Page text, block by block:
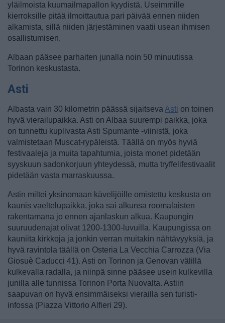
yläilmoista kuumailmapallon kyydistä. Useimmille
kierroksille pitää ilmoittautua pari päivää ennen niiden
alkamista, sillä niiden järjestäminen vaatii usean ihmisen
osallistumisen.
Albaan pääsee parhaiten junalla noin 50 minuutissa
Torinon keskustasta.
Asti
Albasta vain 30 kilometrin päässä sijaitseva Asti on toinen
hyvä vierailupaikka. Asti on Albaa suurempi paikka, joka
on tunnettu kuplivasta Asti Spumante -viinistä, joka
valmistetaan Muscat-rypäleistä. Täällä on myös hyviä
festivaaleja ja muita tapahtumia, joista monet pidetään
syyskuun sadonkorjuun yhteydessä, mutta tryffelifestivaalit
pidetään vasta marraskuussa.
Astin miltei yksinomaan kävelijöille omistettu keskusta on
kaunis vaeltelupaikka, joka sai alkunsa roomalaisten
rakentamana jo ennen ajanlaskun alkua. Kaupungin
suuruudenajat olivat 1200-1300-luvuilla. Kaupungissa on
kauniita kirkkoja ja jonkin verran muitakin nähtävyyksiä, ja
hyvä ravintola täällä on Osteria La Vecchia Carrozza (Via
Giosuè Caducci 41). Asti on Torinon ja Genovan välillä
kulkevalla radalla, ja niinpä sinne pääsee usein kulkevilla
junilla alle tunnissa Torinon Porta Nuovalta. Astiin
saapuvan on hyvä ensimmäiseksi vierailla sen turisti-
infossa (Piazza Vittorio Alfieri 29).